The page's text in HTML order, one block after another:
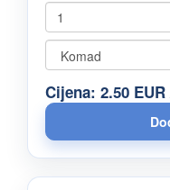
Cijena: 2.50 EUR